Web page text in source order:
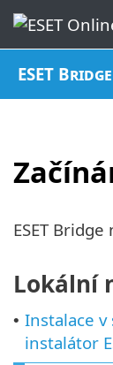
ESET
ESET
Lokální
• Instalace
instalátor